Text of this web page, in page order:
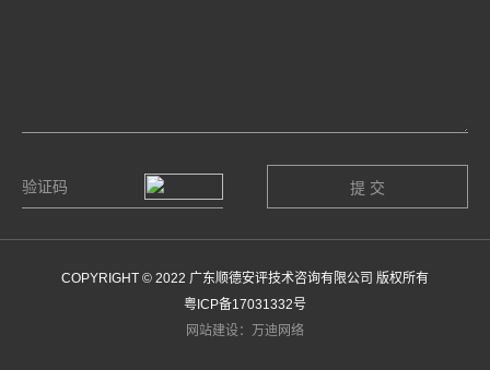
COPYRIGHT © 2022 广东顺德安评技术咨询有限公司 版权所有
粤ICP备17031332号
网站建设：万迪网络